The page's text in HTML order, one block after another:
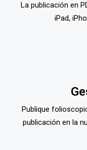
La publicación en
iPad,
Publique
publicación en la